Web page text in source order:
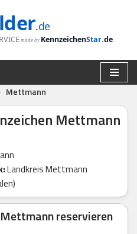
.de
made by KennzeichenStar.de
Mettmann
Mettmann
Landkreis Mettmann
reservieren